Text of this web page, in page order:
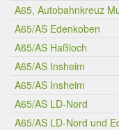
A65, Autobahnkreuz
A65/AS Edenkoben
A65/AS Haßloch
A65/AS Insheim
A65/AS Insheim
A65/AS LD-Nord
A65/AS LD-Nord und